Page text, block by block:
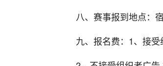
八、赛事报到地点：
九、报名费：1、接